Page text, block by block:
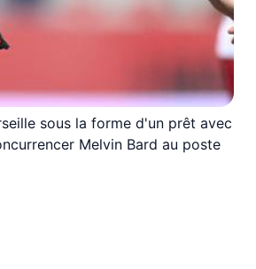
sous la forme d'un prêt avec
Melvin Bard au poste